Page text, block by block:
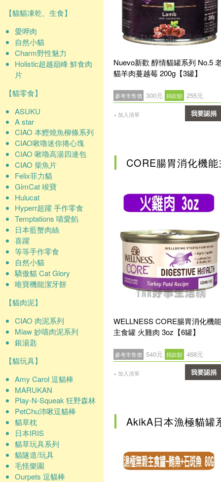
【貓貓凍乾、生食】
愛呷肉
自然小貓
Charm野性魅力
Holistic超越巔峰 鮮食肉
片
【貓零食】
ASUKU
A star
CIAO 本鰹燒魚柳條系列
CIAO啾嚕迷你捲心塊
CIAO 啾嚕高湯四連包
CIAO 柴魚片
Felix菲力貓
GimCat 竣寶
Hulucat
Hyperr超躍 手作零食
Temptations 喵愛餡
日本藍蟹肉絲
喜躍
等等手作零食
自然小貓
驕傲貓 Cat Glory
唯寶機能潔牙餅
【貓肉泥】
CIAO 肉泥系列
Miaw 妙喵肉泥系列
銀湯匙
【貓玩具】
Amy Carol 逗貓棒
MARUKAN
Play-N-Squeak 狂野森林
PetChu沛啾逗貓棒
貓草枕
日本IRIS
貓草玩具系列
貓隧道/玩具
毛怪樂園
Ourpets 逗貓棒
Nuevo新歡 醇情貓罐系列 No.5
貓羊肉蔓越莓 200g【3罐】
參考市售價 300元 捐款額 255元
+ 加入清單 我要認捐
CORE腸胃消化機
WELLNESS CORE腸胃消化機能
主食罐 火雞肉 3oz【6罐】
參考市售價 540元 捐款額 468元
+ 加入清單 我要認捐
AkikA日本漁極貓罐